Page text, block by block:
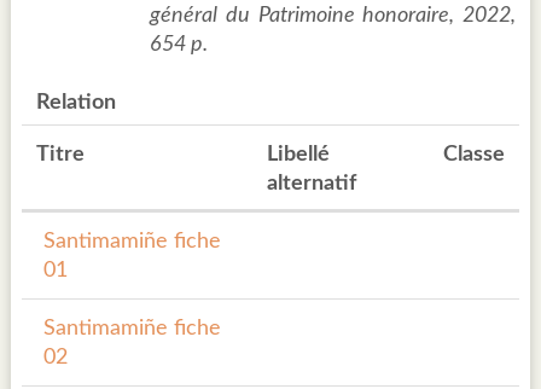
général du Patrimoine honoraire, 2022,
654 p.
Relation
Titre
Libellé
alternatif
Classe
Santimamiñe fiche
01
Santimamiñe fiche
02